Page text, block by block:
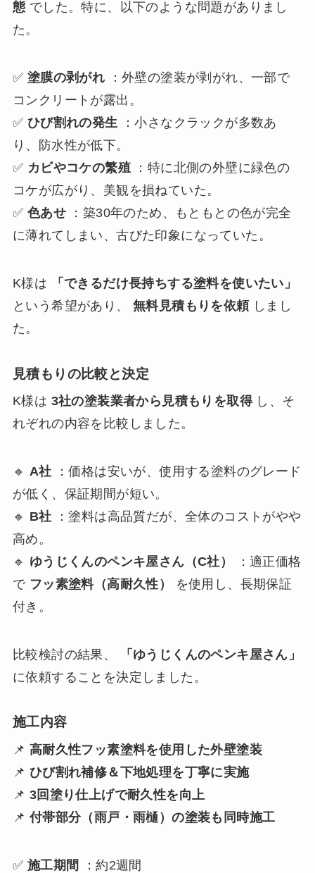
態 でした。特に、以下のような問題がありまし
た。
✅ 塗膜の剥がれ ：外壁の塗装が剥がれ、一部で
コンクリートが露出。
✅ ひび割れの発生 ：小さなクラックが多数あ
り、防水性が低下。
✅ カビやコケの繁殖：特に北側の外壁に緑色の
コケが広がり、美観を損ねていた。
✅ 色あせ：築30年のため、もともとの色が完全
に薄れてしまい、古びた印象になっていた。
K様は
「できるだけ長持ちする塗料を使いたい」
という希望があり、 無料見積もりを依頼しまし
た。
見積もりの比較と決定
K様は 3社の塗装業者から見積もりを取得し、そ
れぞれの内容を比較しました。
🔹 A社 ：価格は安いが、使用する塗料のグレード
が低く、保証期間が短い。
🔹 B社 ：塗料は高品質だが、全体のコストがやや
高め。
🔹 ゆうじくんのペンキ屋さん（C社）
：適正価格
で フッ素塗料（高耐久性）
を使用し、長期保証
付き。
比較検討の結果、
「ゆうじくんのペンキ屋さん」
に依頼することを決定しました。
施工内容
📌 高耐久性フッ素塗料を使用した外壁塗装
📌 ひび割れ補修＆下地処理を丁寧に実施
📌 3回塗り仕上げで耐久性を向上
📌付帯部分（雨戸・雨樋）の塗装も同時施工
✅ 施工期間
：約2週間